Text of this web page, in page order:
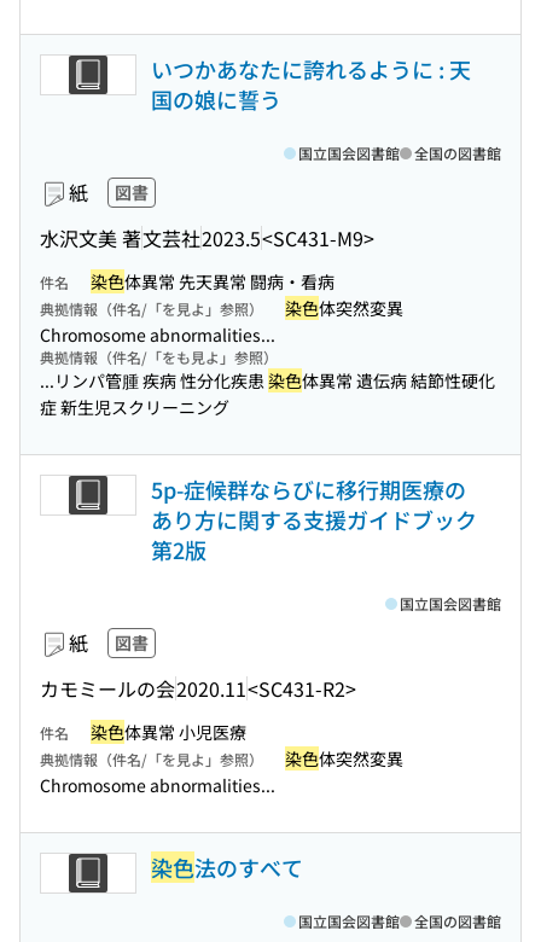
いつかあなたに誇れるように : 天
国の娘に誓う
紙 図書
水沢文美 著文芸社2023.5<SC431-M9>
国立国会図書館 全国の図書館
件名 染色体異常 先天異常 闘病・看病
典拠情報（件名/「を見よ」参照） 染色体突然変異
Chromosome abnormalities...
典拠情報（件名/「をも見よ」参照）
...リンパ管腫 疾病 性分化疾患 染色体異常 遺伝病 結節性硬化
症 新生児スクリーニング
5p-症候群ならびに移行期医療の
あり方に関する支援ガイドブック
第2版
紙 図書
カモミールの会2020.11<SC431-R2>
国立国会図書館
件名 染色体異常 小児医療
典拠情報（件名/「を見よ」参照） 染色体突然変異
Chromosome abnormalities...
染色法のすべて
国立国会図書館 全国の図書館